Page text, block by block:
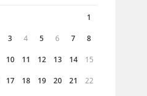
1
3 4 5 6 7 8
10 11 12 13 14 15
17 18 19 20 21 22